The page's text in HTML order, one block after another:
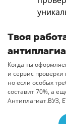
Твоя
Когда ты
и сервис
но если особых
составит 70%, а
Антиплагиат.ВУЗ,